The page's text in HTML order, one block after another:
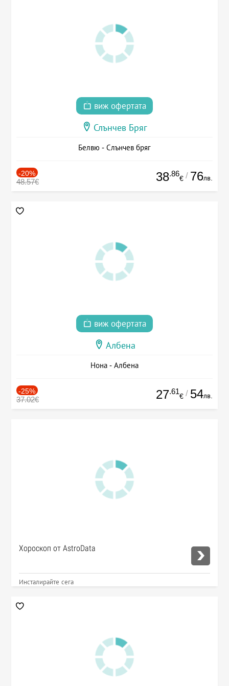
виж офертата
Слънчев Бряг
Белвю - Слънчев бряг
-20%
48.57€ 38.86
€ / 76лв.
виж офертата
Албена
Нона - Албена
-25%
37.02€ 27.61
€ / 54лв.
Хороскоп от AstroData
Инсталирайте сега